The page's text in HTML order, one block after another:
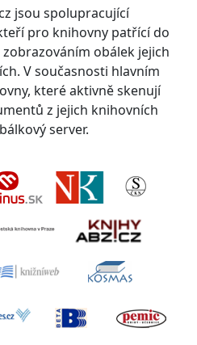
jsou spolupracující
pro knihovny patřící do
obálek jejich
V současnosti hlavním
které aktivně skenují
z jejich knihovních
server.